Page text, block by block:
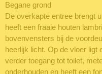
Begane grond
De overkapte entree brengt
heeft een fraaie houten
bovenvensters bij de
heerlijk licht. Op de vloer ligt
verder toegang tot toilet,
onderhouden en heeft een